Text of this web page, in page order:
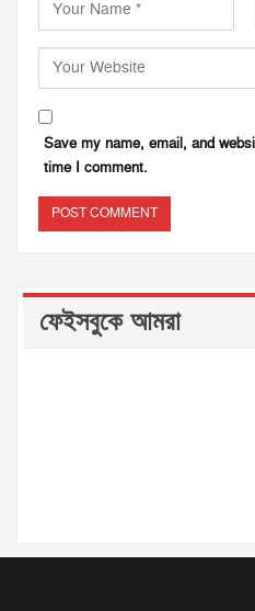
Save my name, email, and
time I comment.
ফেইসবুকে আমরা